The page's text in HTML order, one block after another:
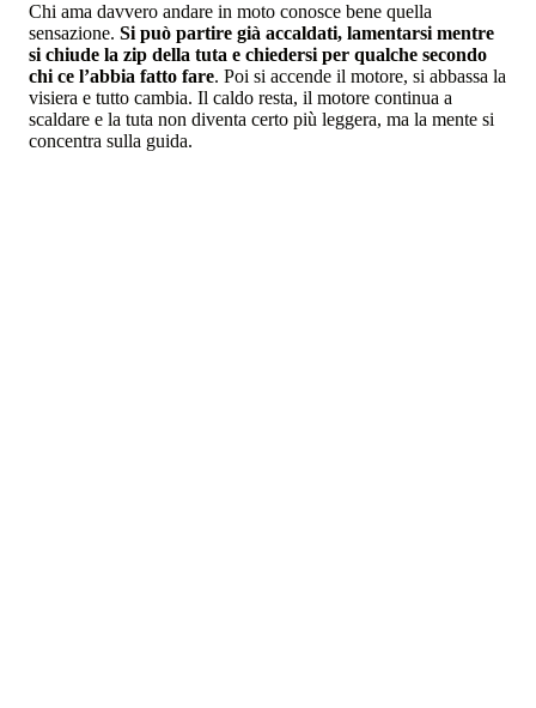
Chi ama davvero andare in moto conosce bene quella
sensazione. Si può partire già accaldati, lamentarsi mentre
si chiude la zip della tuta e chiedersi per qualche secondo
chi ce l’abbia fatto fare. Poi si accende il motore, si abbassa la
visiera e tutto cambia. Il caldo resta, il motore continua a
scaldare e la tuta non diventa certo più leggera, ma la mente si
concentra sulla guida.